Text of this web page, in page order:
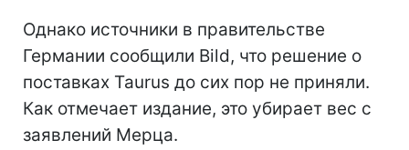
Однако источники в правительстве
Германии сообщили Bild, что решение о
поставках Taurus до сих пор не приняли.
Как отмечает издание, это убирает вес с
заявлений Мерца.